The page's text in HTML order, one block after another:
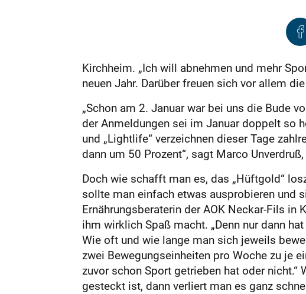
Kirchheim. „Ich will abnehmen und mehr
neuen Jahr. Darüber freuen sich vor allem
„Schon am 2. Januar war bei uns die Bude
der Anmeldungen sei im Januar doppelt so
und „Lightlife“ verzeichnen dieser Tage
dann um 50 Prozent“, sagt Marco
Doch wie schafft man es, das „Hüftgold“
sollte man einfach etwas ausprobieren und
Ernährungsberaterin der AOK Neckar-Fils
ihm wirklich Spaß macht. „Denn nur dann
Wie oft und wie lange man sich jeweils
zwei Bewegungseinheiten pro Woche zu je
zuvor schon Sport getrieben hat oder
gesteckt ist, dann verliert man es ganz